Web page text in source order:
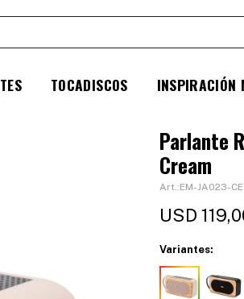
TOCADISCOS INSPIRACIÓN
Parlante
Cream
EM-JA023-CE
USD
Variantes: